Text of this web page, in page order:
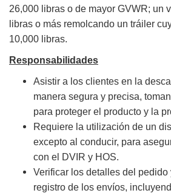
26,000 libras o de mayor GVWR; un
libras o más remolcando un tráiler
10,000 libras.
Responsabilidades
Asistir a los clientes en la
manera segura y precisa,
para proteger el producto y la
Requiere la utilización de un
excepto al conducir, para
con el DVIR y HOS.
Verificar los detalles del pedido
registro de los envíos,